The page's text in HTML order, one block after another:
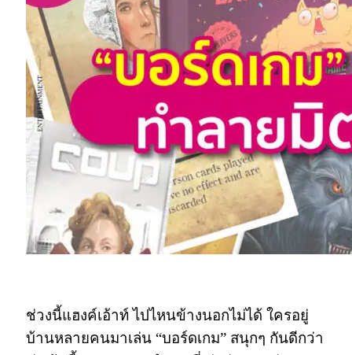
ช่วงนี้แฮงค์เอ้าท์ ไปไหนข้างนอกไม่ได้ ใครอยู่
บ้านหลายคนมาเล่น “บอร์ดเกม” สนุกๆ กันดีกว่า